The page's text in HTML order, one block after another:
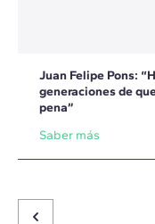
Juan Felipe Pons:
generaciones de
pena”
Saber más